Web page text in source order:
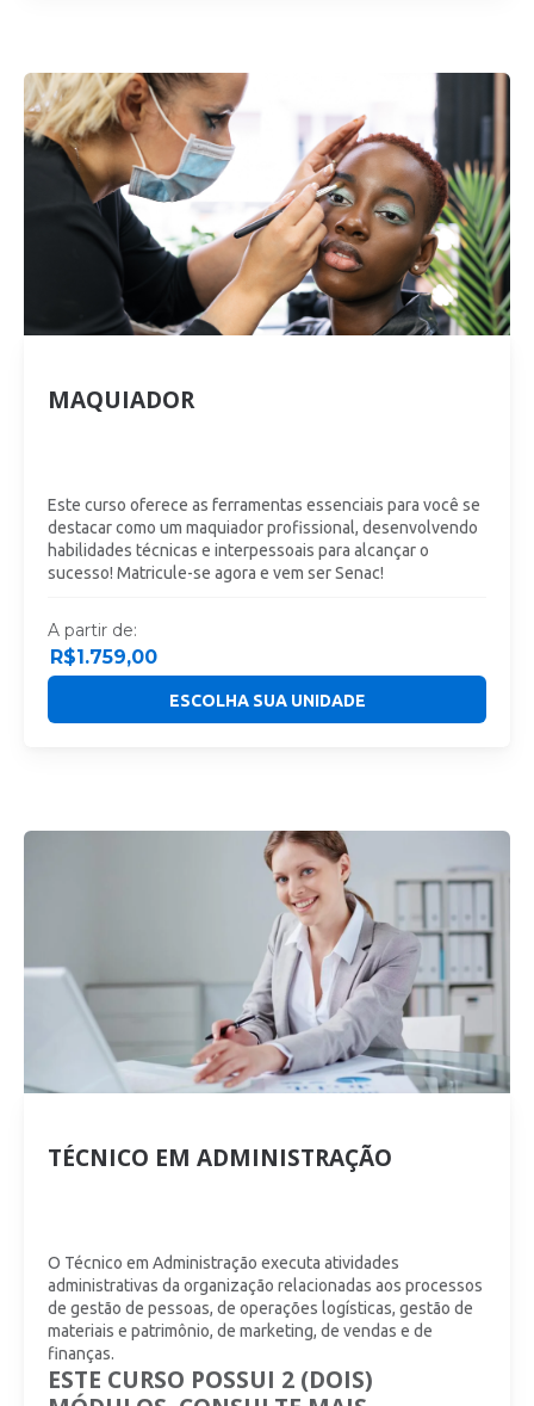
MAQUIADOR
Este curso oferece as ferramentas essenciais para você se
destacar como um maquiador profissional, desenvolvendo
habilidades técnicas e interpessoais para alcançar o
sucesso! Matricule-se agora e vem ser Senac!
A partir de:
R$1.759,00
ESCOLHA SUA UNIDADE
TÉCNICO EM ADMINISTRAÇÃO
O Técnico em Administração executa atividades
administrativas da organização relacionadas aos processos
de gestão de pessoas, de operações logísticas, gestão de
materiais e patrimônio, de marketing, de vendas e de
finanças.
ESTE CURSO POSSUI 2 (DOIS)